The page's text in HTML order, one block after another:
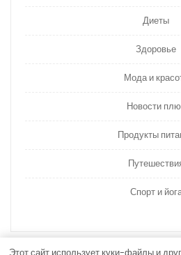
Диеты
Здоровье
Мода и
Новости
Продукты
Спорт и
Этот сайт использует куки-файлы и